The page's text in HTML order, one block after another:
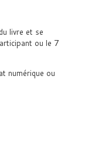
livre et se
ou le 7
numérique ou